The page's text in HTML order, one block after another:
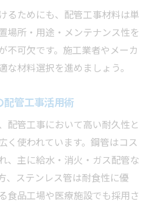
工事での利点と注意点
を活かす配管工事の工夫
る材料選択の最新動向
の選び方と実例
める配管工事材料の特徴
目線で選ぶ材料の工夫
工事材料の選定実例紹介
配管工事材料選びのヒント
の配管工事最新事情
トレンドを岡山の視点で解
るためにも、配管工事材料は単
場所・用途・メンテナンス性を
不可欠です。施工業者やメーカ
な材料選択を進めましょう。
管工事活用術
配管工事において高い耐久性と
く使われています。鋼管はコス
、主に給水・消火・ガス配管な
、ステンレス管は耐食性に優
食品工場や医療施設でも採用さ